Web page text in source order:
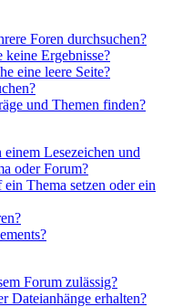
Foren durchsuchen?
keine Ergebnisse?
eine leere Seite?
und Themen finden?
Lesezeichen und
oder Forum?
Thema setzen oder ein
Forum zulässig?
Dateianhänge erhalten?